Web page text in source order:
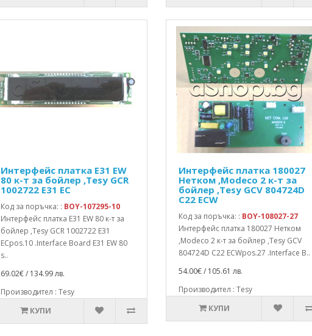
Интерфейс платка E31 EW
80 к-т за бойлер ,Tesy GCR
1002722 E31 EC
Код за поръчка: : BOY-107295-10
Интерфейс платка E31 EW 80 к-т за
бойлер ,Tesy GCR 1002722 E31
ECpos.10 .Interface Board E31 EW 80
s..
69.02€ / 134.99 лв.
Производител : Tesy
КУПИ
Интерфейс платка 180027
Нетком ,Modeco 2 к-т за
бойлер ,Tesy GCV 804724D
C22 ECW
Код за поръчка: : BOY-108027-27
Интерфейс платка 180027 Нетком
,Modeco 2 к-т за бойлер ,Tesy GCV
804724D C22 ECWpos.27 .Interface B..
54.00€ / 105.61 лв.
Производител : Tesy
КУПИ